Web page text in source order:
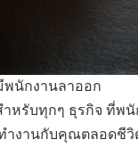
พนักงานลาออก
ำหรับทุกๆ ธุรกิจ ที่พ
ำงานกับคุณตลอดชี